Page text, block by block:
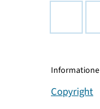
Copyright